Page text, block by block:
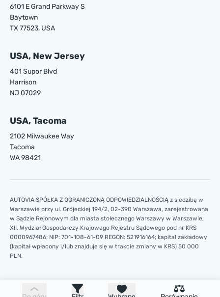
6101 E Grand Parkway S
Baytown
TX 77523, USA
USA, New Jersey
401 Supor Blvd
Harrison
NJ 07029
USA, Tacoma
2102 Milwaukee Way
Tacoma
WA 98421
AUTOVIA SPÓŁKA Z OGRANICZONĄ ODPOWIEDZIALNOŚCIĄ z siedzibą w
Warszawie przy ul. Grójeckiej 194/2, 02-390 Warszawa, zarejestrowana
w Sądzie Rejonowym dla miasta stołecznego Warszawy w Warszawie,
XII. Wydział Gospodarczy Krajowego Rejestru Sądowego pod nr KRS
0000967486; NIP: 701-108-61-09 REGON: 521916164; kapitał zakładowy
(kapitał wpłacony i/lub znajduje się w trakcie zmiany w KRS) 50 000
PLN.